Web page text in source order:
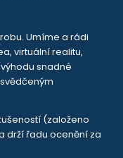
Umíme a rádi
virtuální realitu,
snadné
(založeno
drží řadu ocenění za